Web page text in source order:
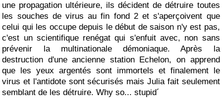
une propagation ultérieure, ils décident de détruire toutes
les souches de virus au fin fond 2 et s'aperçoivent que
celui qui les occupe depuis le début de saison n'y est pas,
c'est un scientifique renégat qui s'enfuit avec, non sans
prévenir la multinationale démoniaque. Après la
destruction d'une ancienne station Echelon, on apprend
que les yeux argentés sont immortels et finalement le
virus et l'antidote sont sécurisés mais Julia fait seulement
semblant de les détruire. Why so... stupid´